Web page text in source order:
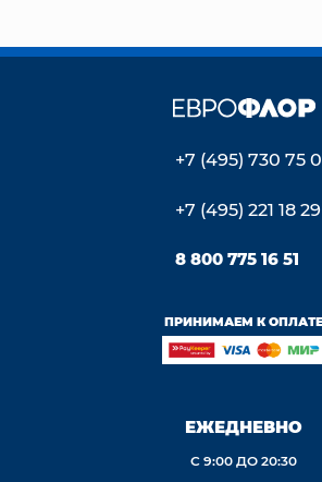
+7 (495) 730 75
+7 (495) 221 18 29
8 800 775 16 51
ПРИНИМАЕМ К ОПЛАТЕ
ЕЖЕДНЕВНО
С 9:00 ДО 20:30